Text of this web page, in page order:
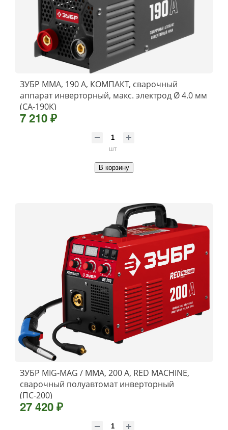
ЗУБР ММА, 190 А, КОМПАКТ, сварочный
аппарат инверторный, макс. электрод Ø 4.0 мм
(СА-190К)
7 210 ₽
шт
В корзину
ЗУБР MIG-MAG / ММА, 200 А, RED MACHINE,
сварочный полуавтомат инверторный
(ПС-200)
27 420 ₽